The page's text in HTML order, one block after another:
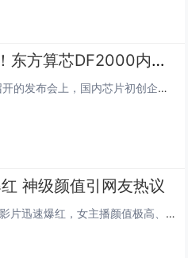
国产14nm也能这么猛！东方算芯DF2000内存带宽超英伟达GB200近两倍
快科技8月3日消息，在前不久召开的发布会上，国内芯片初创企业东方算芯正式公布了其首款AI芯片DF1000，同时还披露了下代DF2000芯片及TY64超级节点的性能指标。其中DF2000基于成熟的14nm工艺，BF16算力达到1000TFLO...
神级颜值引网友热议
近日，一段韩国美女气象主播的影片迅速爆红，女主播颜值极高、气质亮眼，在摄影棚内以极为流畅的口条与自然肢体语言讲解天气。由于画面质感逼真，不少网友赞叹她「比偶像还漂亮」。然而随着影片疯传，真相随之揭晓，这位名为「金诗雅」（Kim Sia）的女...